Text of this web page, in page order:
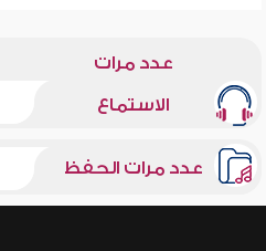
عدد مرات
الاستماع
عدد مرات الحفظ